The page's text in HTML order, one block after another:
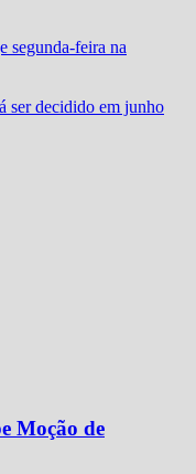
segunda-feira na
ser decidido em junho
Moção de